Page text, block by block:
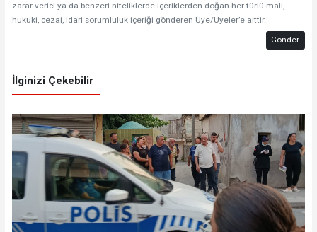
zarar verici ya da benzeri niteliklerde içeriklerden doğan her türlü mali,
hukuki, cezai, idari sorumluluk içeriği gönderen Üye/Üyeler’e aittir.
Gönder
İlginizi Çekebilir